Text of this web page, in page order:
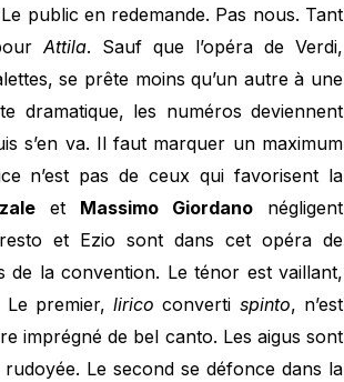
public en redemande. Pas nous. Tant
Attila. Sauf que l’opéra de Verdi,
se prête moins qu’un autre à une
dramatique, les numéros deviennent
s’en va. Il faut marquer un maximum
n’est pas de ceux qui favorisent la
et Massimo Giordano négligent
et Ezio sont dans cet opéra de
de la convention. Le ténor est vaillant,
Le premier,liricoconverti spinto, n’est
imprégné de bel canto. Les aigus sont
Le second se défonce dans la